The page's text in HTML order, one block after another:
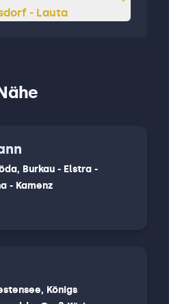
- Lauta
Burkau - Elstra -
- Kamenz
Königs